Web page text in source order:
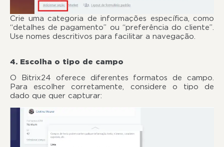
Crie uma categoria de informações específica, como
“detalhes de pagamento” ou “preferência do cliente”.
Use nomes descritivos para facilitar a navegação.
4. Escolha o tipo de campo
O Bitrix24 oferece diferentes formatos de campo.
Para escolher corretamente, considere o tipo de
dado que quer capturar: